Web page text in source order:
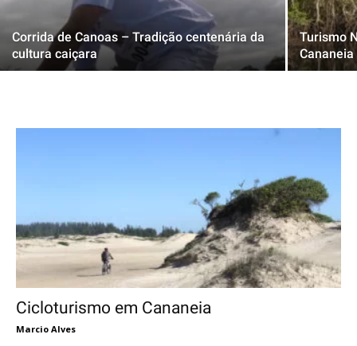
Corrida de Canoas – Tradição centenária da
cultura caiçara
Turismo
Cananeia
Cicloturismo em Cananeia
Marcio Alves